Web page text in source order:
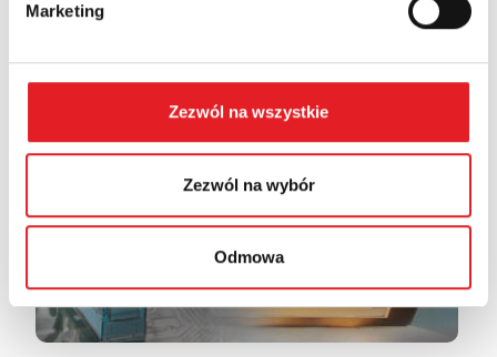
Marketing
Zezwól na wszystkie
Zezwól na wybór
Odmowa
PCB relays for electronics